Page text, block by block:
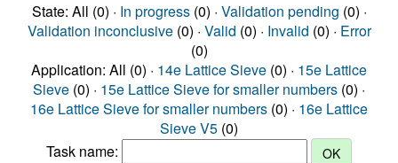
State: All (0) · In progress(0) · Validation pending (0) ·
Validation inconclusive(0) · Valid (0) · Invalid (0) · Error
(0)
Application: All (0) · 14e Lattice Sieve (0) · 15e Lattice
Sieve (0) · 15e Lattice Sieve for smaller numbers (0) ·
16e Lattice Sieve for smaller numbers (0) · 16e Lattice
Sieve V5 (0)
Task name: